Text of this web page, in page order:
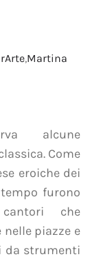
,Martina
alcune
Come
eroiche dei
furono
che
piazze e
da strumenti